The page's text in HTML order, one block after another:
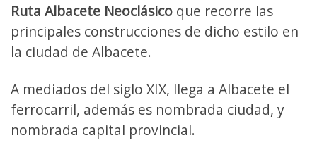
Ruta Albacete Neoclásico que recorre las
principales construcciones de dicho estilo en
la ciudad de Albacete.
A mediados del siglo XIX, llega a Albacete el
ferrocarril, además es nombrada ciudad, y
nombrada capital provincial.